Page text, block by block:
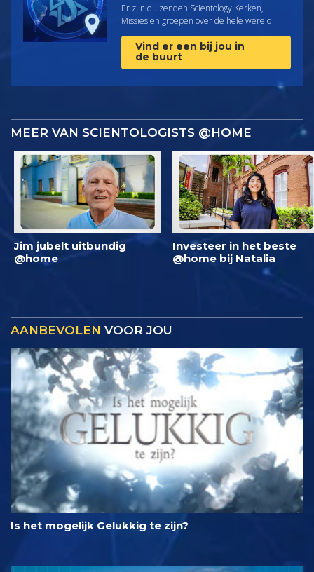
Er zijn duizenden Scientology Kerken,
Missies en groepen over de hele wereld.
Vind er een bij jou in
de buurt
MEER VAN SCIENTOLOGISTS @HOME
Jim jubelt uitbundig
@home
Investeer in het beste
@home bij Natalia
AANBEVOLEN VOOR JOU
Is het mogelijk Gelukkig te zijn?